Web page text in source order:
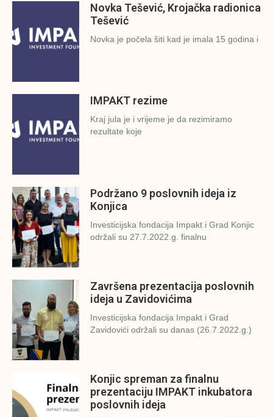
Novka Tešević, Krojačka radionica
Tešević
Novka je počela šiti kad je imala 15 godina i
IMPAKT rezime
Kraj jula je i vrijeme je da rezimiramo
rezultate koje
Podržano 9 poslovnih ideja iz
Konjica
Investicijska fondacija Impakt i Grad Konjic
održali su 27.7.2022.g. finalnu
Završena prezentacija poslovnih
ideja u Zavidovićima
Investicijska fondacija Impakt i Grad
Zavidovići održali su danas (26.7.2022.g.)
Konjic spreman za finalnu
prezentaciju IMPAKT inkubatora
poslovnih ideja